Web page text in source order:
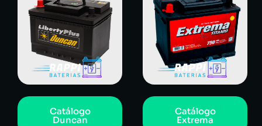
Catálogo
Duncan
Catálogo
Extrema